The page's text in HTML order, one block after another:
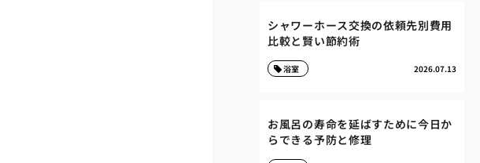
シャワーホース交換の依頼先別費用
比較と賢い節約術
2026.07.13
浴室
お風呂の寿命を延ばすために今日か
らできる予防と修理